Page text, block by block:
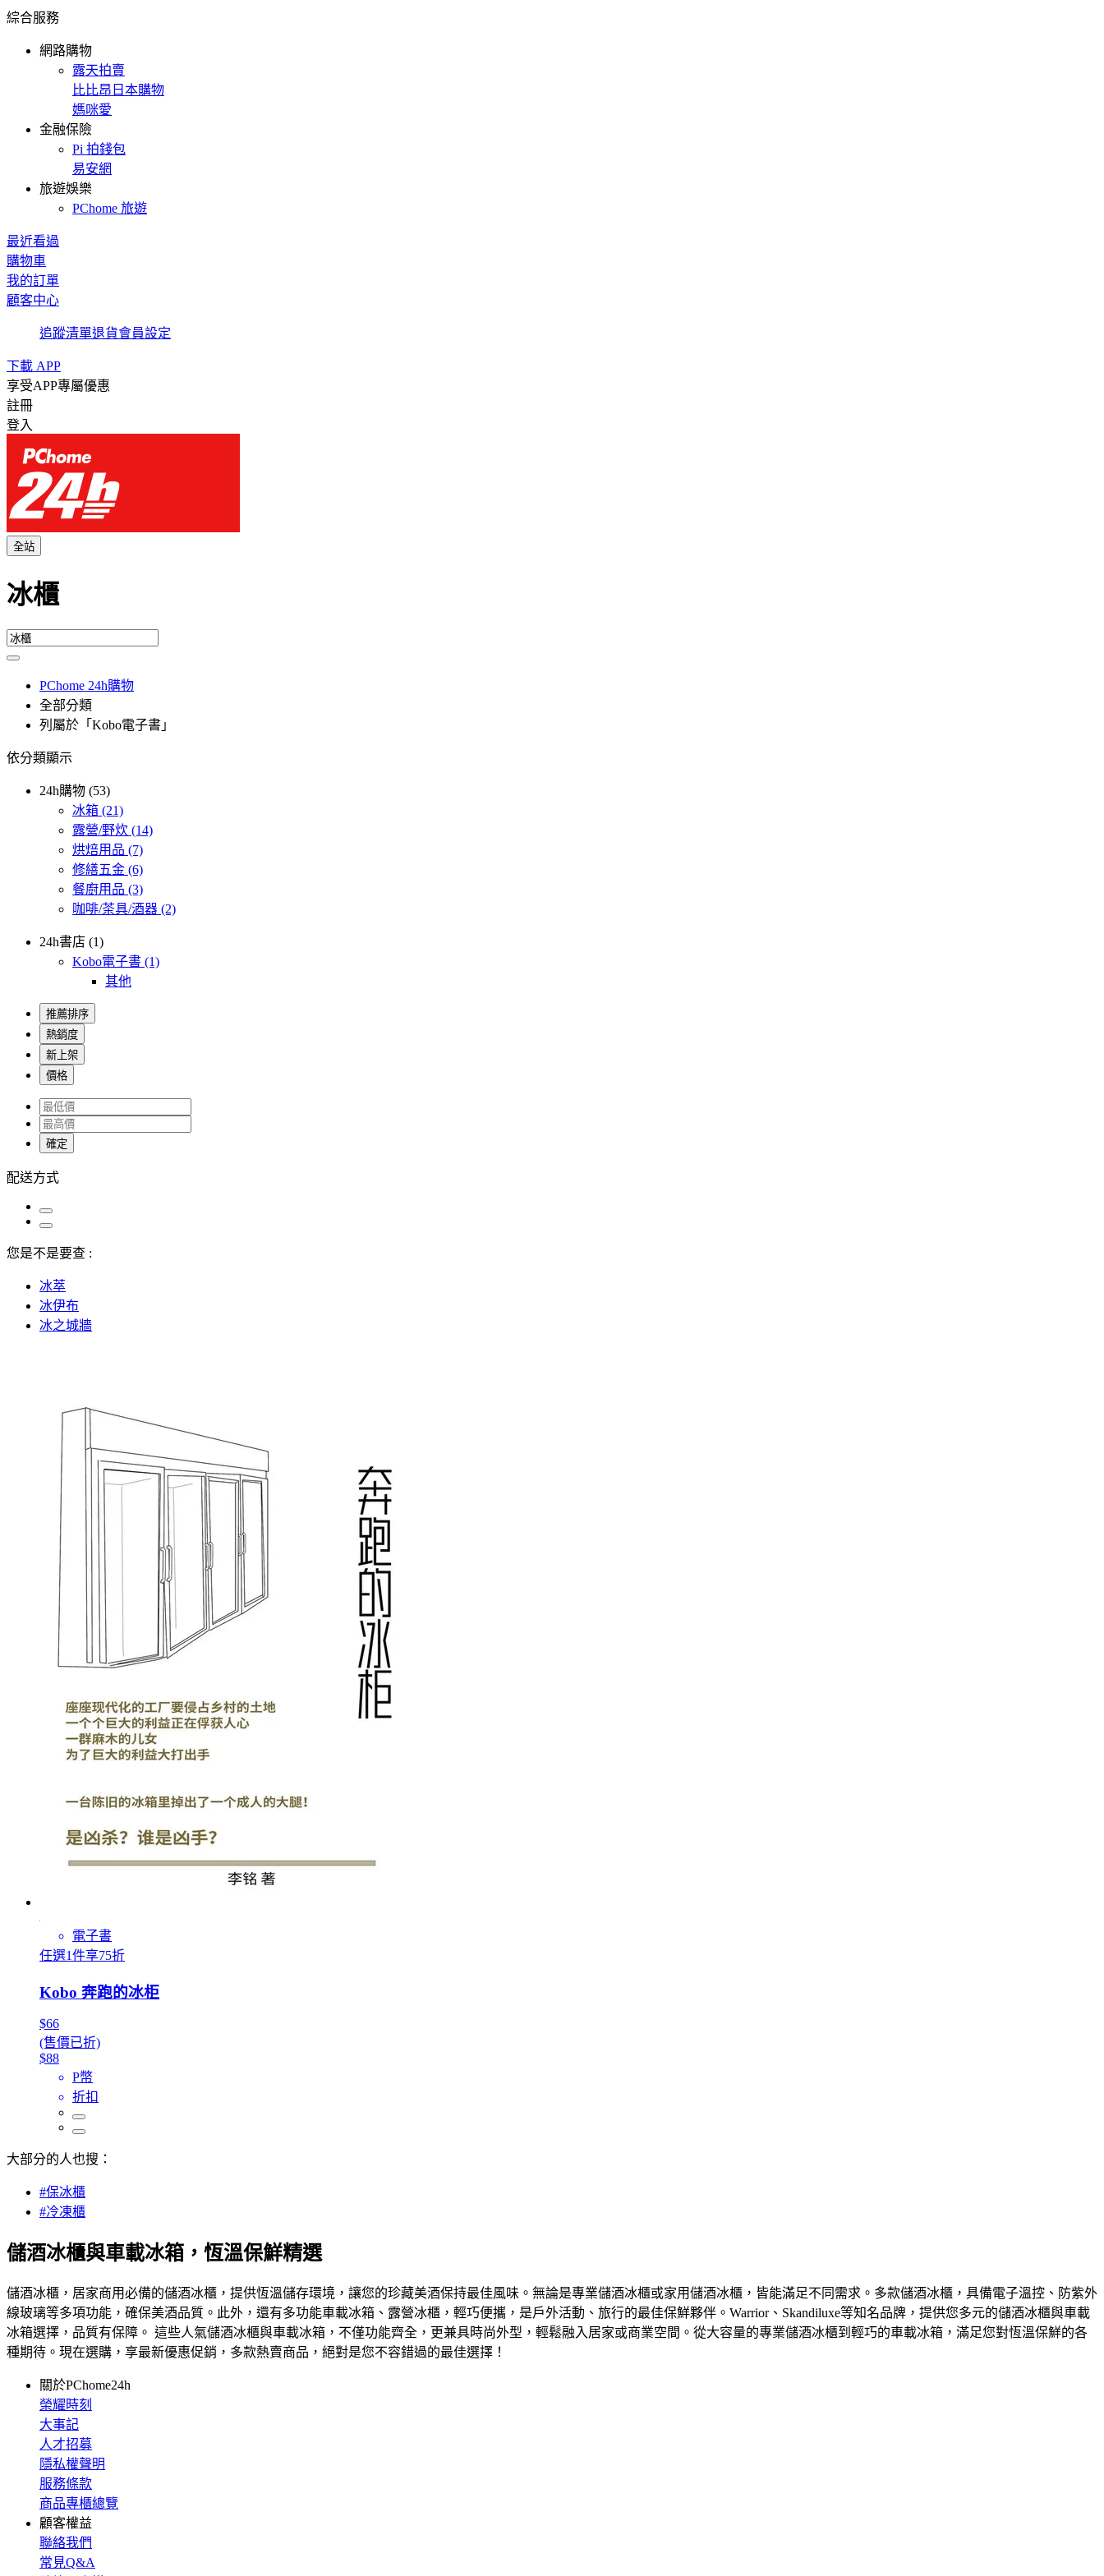
綜合服務
網路購物
露天拍賣
比比昂日本購物
媽咪愛
金融保險
Pi 拍錢包
易安網
旅遊娛樂
PChome 旅遊
最近看過
購物車
我的訂單
顧客中心
追蹤清單退貨會員設定
下載 APP
享受APP專屬優惠
註冊
登入
全站
冰櫃
PChome 24h購物
全部分類
列屬於「Kobo電子書」
依分類顯示
24h購物 (53)
冰箱 (21)
露營/野炊 (14)
烘焙用品 (7)
修繕五金 (6)
餐廚用品 (3)
咖啡/茶具/酒器 (2)
24h書店 (1)
Kobo電子書 (1)
其他
推薦排序
熱銷度
新上架
價格
確定
配送方式
您是不是要查 :
冰萃
冰伊布
冰之城牆
電子書
任選1件享75折
Kobo 奔跑的冰柜
$66
(售價已折)
$88
P幣
折扣
大部分的人也搜：
#保冰櫃
#冷凍櫃
儲酒冰櫃與車載冰箱，恆溫保鮮精選
儲酒冰櫃，居家商用必備的儲酒冰櫃，提供恆溫儲存環境，讓您的珍藏美酒保持最佳風味。無論是專業儲酒冰櫃或家用儲酒冰櫃，皆能滿足不同需求。多款儲酒冰櫃，具備電子溫控、防紫外
線玻璃等多項功能，確保美酒品質。此外，還有多功能車載冰箱、露營冰櫃，輕巧便攜，是戶外活動、旅行的最佳保鮮夥伴。Warrior、Skandiluxe等知名品牌，提供您多元的儲酒冰櫃與車載
冰箱選擇，品質有保障。 這些人氣儲酒冰櫃與車載冰箱，不僅功能齊全，更兼具時尚外型，輕鬆融入居家或商業空間。從大容量的專業儲酒冰櫃到輕巧的車載冰箱，滿足您對恆溫保鮮的各
種期待。現在選購，享最新優惠促銷，多款熱賣商品，絕對是您不容錯過的最佳選擇！
關於PChome24h
榮耀時刻
大事記
人才招募
隱私權聲明
服務條款
商品專櫃總覽
顧客權益
聯絡我們
常見Q&A